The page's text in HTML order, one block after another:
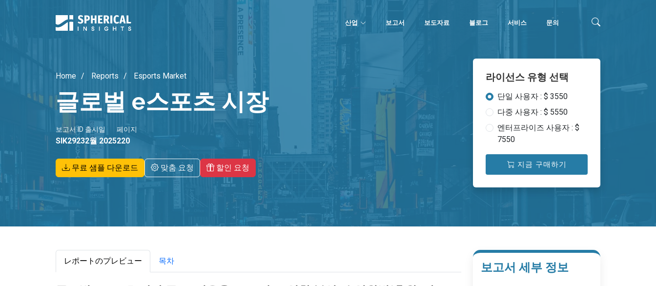
산업 보고서 보도자료 블로그 서비스 문의
Home Reports Esports Market
글로벌 e스포츠 시장
보고서 ID
SIK2923
출시일
2월 2025
페이지
220
무료 샘플 다운로드 맞춤 요청 할인 요청
라이선스 유형 선택
단일 사용자 : $ 3550
다중 사용자 : $ 5550
엔터프라이즈 사용자 : $
7550
지금 구매하기
レポートのプレビュー 목차 보고서 세부 정보